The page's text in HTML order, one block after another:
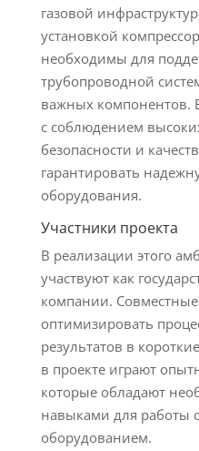
газовой
установкой
необходимы для
трубопроводной
важных компонентов.
с соблюдением
безопасности и
гарантировать
оборудования.
Участники проекта
В реализации этого
участвуют как
компании.
оптимизировать
результатов в
в проекте играют
которые обладают
навыками для работы
оборудованием.